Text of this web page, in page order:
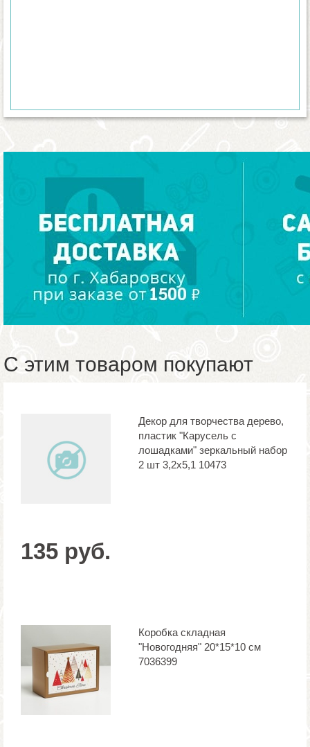
С этим товаром покупают
Декор для творчества дерево,
пластик "Карусель с
лошадками" зеркальный набор
2 шт 3,2х5,1 10473
135 руб.
Коробка складная
"Новогодняя" 20*15*10 см
7036399